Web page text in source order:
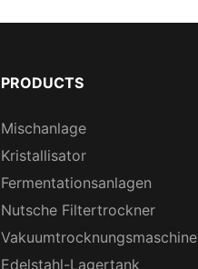
PRODUCTS
Mischanlage
Kristallisator
Fermentationsanlagen
Nutsche Filtertrockner
Vakuumtrocknungsmaschine
Edelstahl-Lagertank